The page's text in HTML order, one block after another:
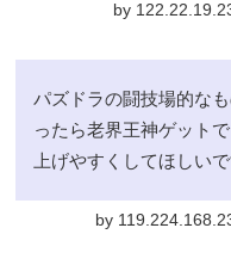
by
パズドラの闘技場的な
ったら老界王神ゲット
上げやすくしてほしいで
by